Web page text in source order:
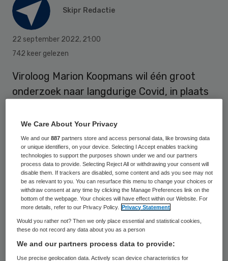
Skipr Redactie
22 september 2022, 21:00
742 keer gelezen
Viroloog Marion Koopmans wil één groot
onderzoek naar langdurige Covid, in plaats
haar is het zonde dat de 10 miljoen euro die
de regering beschikbaar heeft gesteld voor
onderzoek naar langdurige Covid verdeeld
wordt over verschillende onderzoeken.
“Ik zou zeggen: doe een nationaal protocol,”
zegt ze in de NPO Radio 1-podcast Long
Covid, de Schaduwpandemie. “Het
probleem met Nederland is: dan is er wel
We Care About Your Privacy
We and our887 partners store and access personal data, like browsing data
or unique identifiers, on your device. Selecting I Accept enables tracking
technologies to support the purposes shown under we and our partners
process data to provide. Selecting Reject All or withdrawing your consent will
disable them. If trackers are disabled, some content and ads you see may not
be as relevant to you. You can resurface this menu to change your choices or
withdraw consent at any time by clicking the Manage Preferences link on the
bottom of the webpage. Your choices will have effect within our Website. For
more details, refer to our Privacy Policy.
Privacy Statement
Would you rather not? Then we only place essential and statistical cookies,
these do not record any data about you as a person
We and our partners process data to provide:
Use precise geolocation data. Actively scan device characteristics for